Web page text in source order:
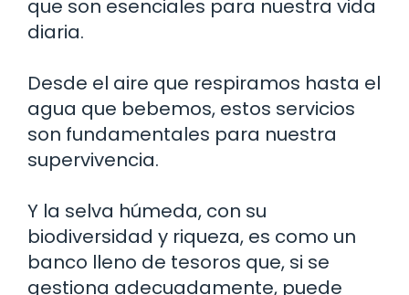
que son esenciales para nuestra vida
diaria.
Desde el aire que respiramos hasta el
agua que bebemos, estos servicios
son fundamentales para nuestra
supervivencia.
Y la selva húmeda, con su
biodiversidad y riqueza, es como un
banco lleno de tesoros que, si se
gestiona adecuadamente, puede